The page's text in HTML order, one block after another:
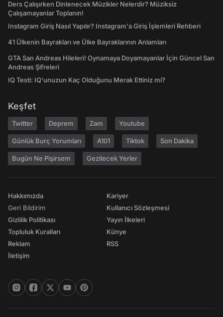
Ders Çalışırken Dinlenecek Müzikler Nelerdir? Müziksiz
Çalışamayanlar Toplanın!
Instagram Giriş Nasıl Yapılır? Instagram'a Giriş İşlemleri Rehberi
41 Ülkenin Bayrakları ve Ülke Bayraklarının Anlamları
GTA San Andreas Hileleri! Oynamaya Doyamayanlar İçin Güncel San
Andreas Şifreleri
IQ Testi: IQ'unuzun Kaç Olduğunu Merak Ettiniz mi?
Keşfet
Twitter Deprem Zam Youtube
Günlük Burç Yorumları A101 Tiktok Son Dakika
Bugün Ne Pişirsem Gezilecek Yerler
Hakkımızda
Geri Bildirim
Gizlilik Politikası
Topluluk Kuralları
Reklam
İletişim
Kariyer
Kullanıcı Sözleşmesi
Yayın İlkeleri
Künye
RSS